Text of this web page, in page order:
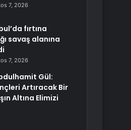
7, 2026
fırtına
savaş alanına
7, 2026
Gül:
Artıracak Bir
Altına Elimizi